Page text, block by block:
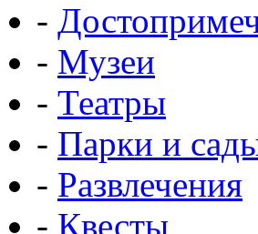
-
- Музеи
- Театры
- Парки и
- Развлечения
- Квесты